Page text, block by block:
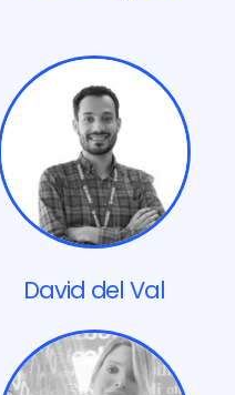
David del Val